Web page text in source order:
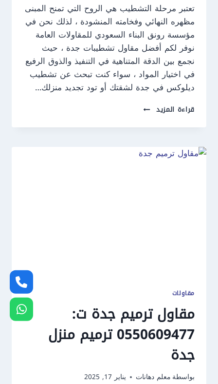
تعتبر مرحلة التشطيب هي الروح التي تمنح المبنى
مظهره النهائي وفخامته المنشودة ، لذلك نحن في
مؤسسة رونق البناء السعودي للمقاولات العامة
نوفر لكم أفضل مقاول تشطيبات جدة ، حيث
نجمع بين الدقة المتناهية في التنفيذ والذوق الرفيع
في اختيار المواد ، سواء كنت تبحث عن تشطيب
ديلوكس في جدة لشقتك أو تود تجديد منزلك…
قراءة المزيد مقاول
جدة
0550609477
مقاولات
مقاول ترميم جدة ت:
0550609477 ترميم منزل
جدة
بواسطة معلم دهانات يناير 17, 2025